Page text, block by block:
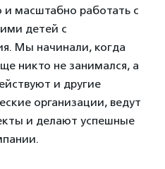
и масштабно работать с
детей с
Мы начинали, когда
никто не занимался, а
и другие
организации, ведут
и делают успешные